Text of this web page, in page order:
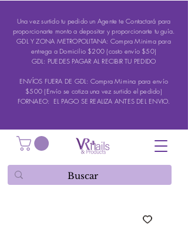
Una vez surtido tu pedido un Agente te Contactará para
proporcionarte monto a depositar y proporcionarte tu guía.
GDL Y ZONA METROPOLITANA: Compra Minima para
entrega a Domicilio $200 (costo envío $50)
GDL: PUEDES PAGAR AL RECIBIR TU PEDIDO
ENVÍOS FUERA DE GDL: Compra Mimina para envío
$500 (Envío se cotiza una vez surtido el pedido)
FORNAEO: EL PAGO SE REALIZA ANTES DEL ENVIO.